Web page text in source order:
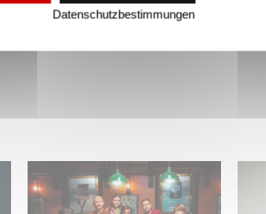
Wenn gebrochene Herzen
Rache wollen: Willkommen
–
Datenschutzbestimmungen